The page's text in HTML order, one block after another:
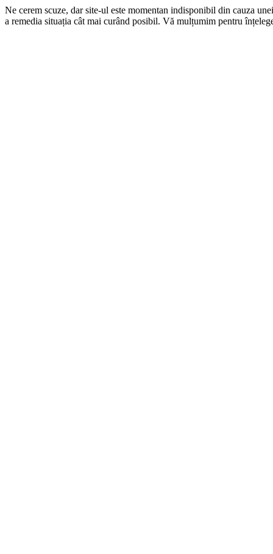
Ne cerem scuze, dar site-ul este momentan indisponibil din cauza
a remedia situația cât mai curând posibil. Vă mulțumim pentru